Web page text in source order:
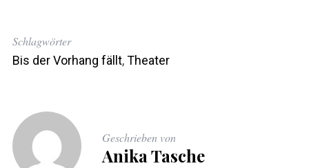
Schlagwörter
Bis der Vorhang fällt,Theater
Geschrieben von
Anika Tasche